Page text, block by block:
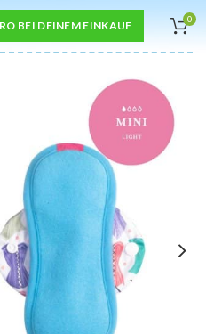
BEI DEINEM EINKAUF 0